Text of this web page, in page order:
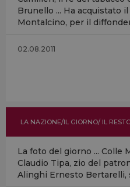
Brunello ... Ha acquistato
Montalcino, per il
02.08.2011
LA NAZIONE/IL GIORNO/ IL
La foto del giorno ... Colle
Claudio Tipa, zio del
Alinghi Ernesto Bertarelli,